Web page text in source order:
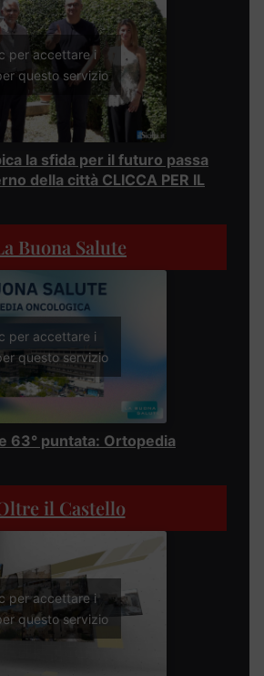
per accettare i
questo servizio
la sfida per il futuro passa
della città CLICCA PER IL
Buona Salute
per accettare i
questo servizio
63° puntata: Ortopedia
il Castello
per accettare i
questo servizio